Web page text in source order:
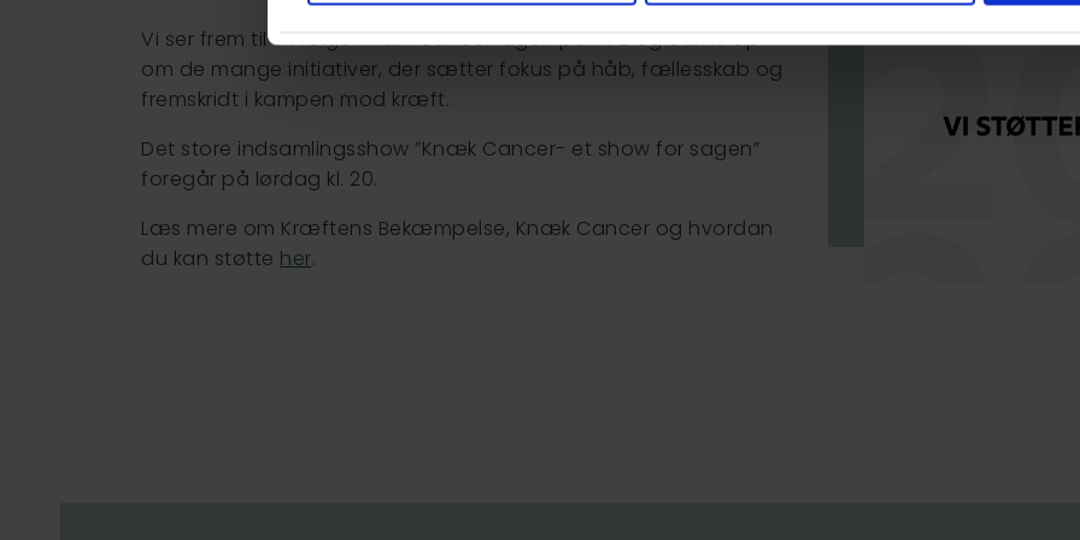
Vi ser frem til at følge Knæk Cancer-ugen på TV2 og bakke op
om de mange initiativer, der sætter fokus på håb, fællesskab og
fremskridt i kampen mod kræft.
Det store indsamlingsshow ”Knæk Cancer- et show for sagen”
foregår på lørdag kl. 20.
Læs mere om Kræftens Bekæmpelse, Knæk Cancer og hvordan
du kan støtte her.